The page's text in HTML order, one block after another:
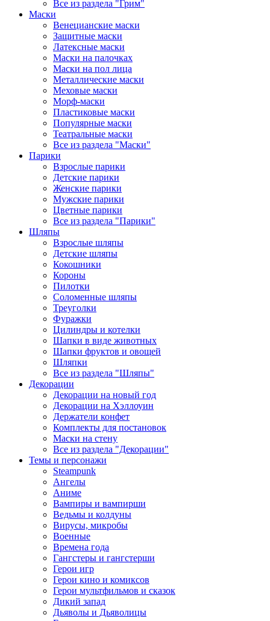
Все из раздела "Грим"
Маски
Венецианские маски
Защитные маски
Латексные маски
Маски на палочках
Маски на пол лица
Металлические маски
Меховые маски
Морф-маски
Пластиковые маски
Популярные маски
Театральные маски
Все из раздела "Маски"
Парики
Взрослые парики
Детские парики
Женские парики
Мужские парики
Цветные парики
Все из раздела "Парики"
Шляпы
Взрослые шляпы
Детские шляпы
Кокошники
Короны
Пилотки
Соломенные шляпы
Треуголки
Фуражки
Цилиндры и котелки
Шапки в виде животных
Шапки фруктов и овощей
Шляпки
Все из раздела "Шляпы"
Декорации
Декорации на новый год
Декорации на Хэллоуин
Держатели конфет
Комплекты для постановок
Маски на стену
Все из раздела "Декорации"
Темы и персонажи
Steampunk
Ангелы
Аниме
Вампиры и вампирши
Ведьмы и колдуны
Вирусы, микробы
Военные
Времена года
Гангстеры и гангстерши
Герои игр
Герои кино и комиксов
Герои мультфильмов и сказок
Дикий запад
Дьяволы и Дьяволицы